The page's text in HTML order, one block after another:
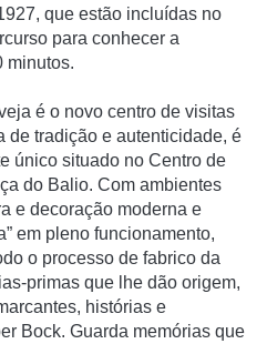
que estão incluí­das no
para conhecer a
minutos.
é o novo centro de visitas
de tradição e autenticidade, é
único situado no Centro de
do Balio. Com ambientes
e decoração moderna e
em pleno funcionamento,
o processo de fabrico da
primas que lhe dão origem,
histórias e
Bock. Guarda memórias que